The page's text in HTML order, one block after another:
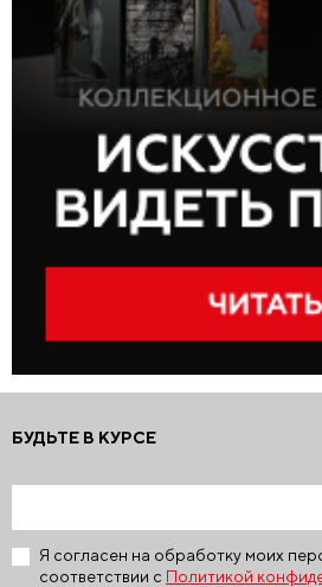
БУДЬТЕ В КУРСЕ
Я согласен на обработку моих
соответствии с Политикой